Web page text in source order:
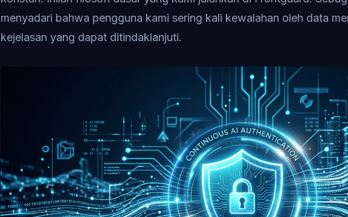
menyadari bahwa pengguna kami sering kali kewalahan oleh data
kejelasan yang dapat ditindaklanjuti.